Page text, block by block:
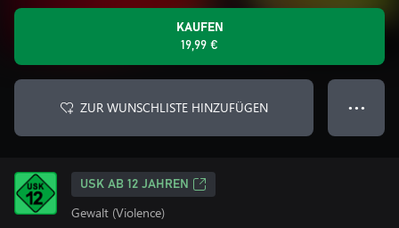
KAUFEN
19,99 €
ZUR WUNSCHLISTE HINZUFÜGEN ● ● ●
USK AB 12 JAHREN
Gewalt (Violence)